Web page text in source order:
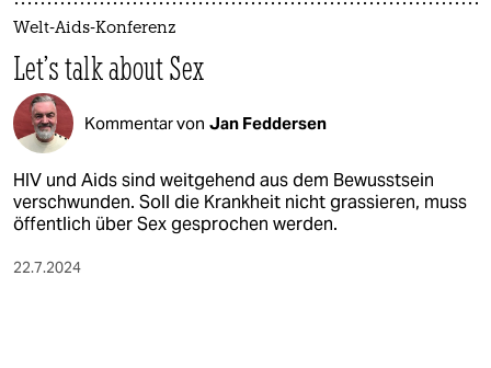
Welt-Aids-Konferenz
Let’s talk about Sex
Kommentar von Jan Feddersen
HIV und Aids sind weitgehend aus dem Bewusstsein
verschwunden. Soll die Krankheit nicht grassieren, muss
öffentlich über Sex gesprochen werden.
22.7.2024